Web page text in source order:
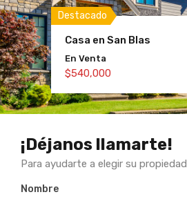
Destacado
Casa en San Blas
En Venta
$540,000
Destacado
Villa de lujo en Madrid
Para Alquiler
$4,750 Mensual
¡Déjanos llamarte!
Para ayudarte a elegir su propiedad
Nombre